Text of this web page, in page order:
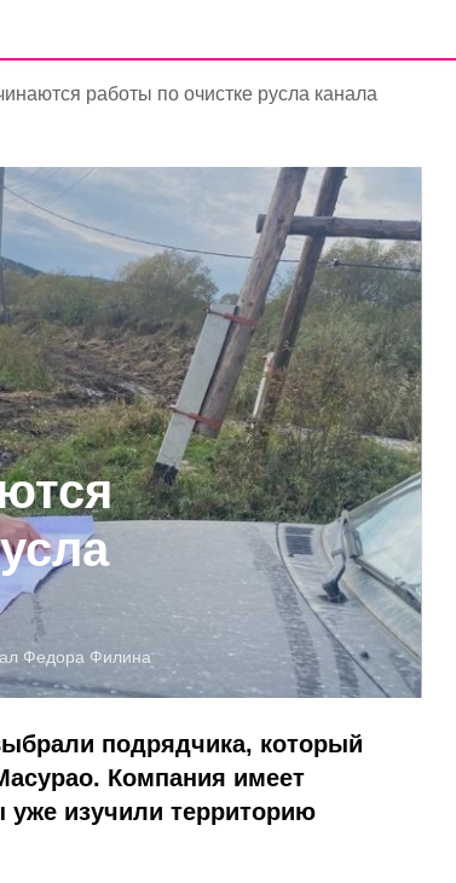
работы по очистке русла канала
Федора Филина
подрядчика, который
Компания имеет
изучили территорию